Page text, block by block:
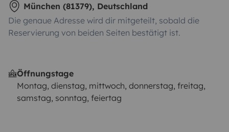
München (81379), Deutschland
Die genaue Adresse wird dir mitgeteilt, sobald die
Reservierung von beiden Seiten bestätigt ist.
Öffnungstage
Montag, dienstag, mittwoch, donnerstag, freitag,
samstag, sonntag, feiertag